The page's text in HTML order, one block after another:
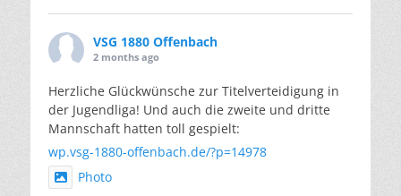
VSG 1880 Offenbach
2 months ago
Herzliche Glückwünsche zur Titelverteidigung in
der Jugendliga! Und auch die zweite und dritte
Mannschaft hatten toll gespielt:
wp.vsg-1880-offenbach.de/?p=14978
Photo